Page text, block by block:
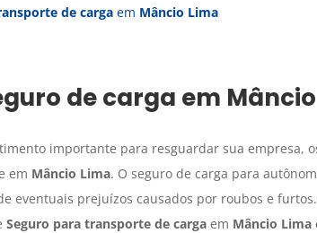
de cargaem Mâncio Lima
de carga em
importante para resguardar sua empresa,
em Mâncio Lima. O seguro de carga para
eventuais prejuízos causados por roubos e
Seguro para transporte de cargaem Mâncio Lima